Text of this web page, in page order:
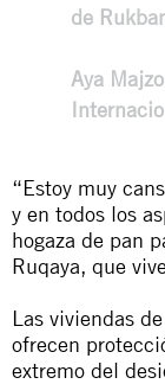
de
Aya
“Estoy muy
y en todos los
hogaza de pan
Ruqaya, que
Las viviendas
ofrecen
extremo del